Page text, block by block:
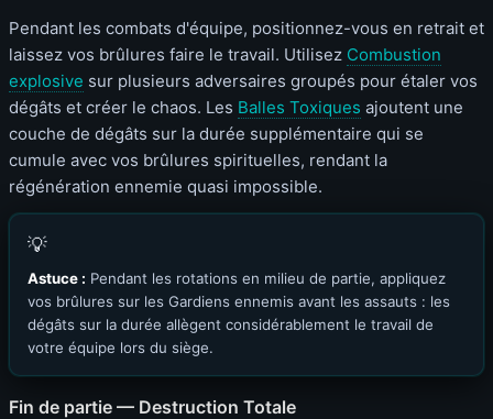
Pendant les combats d'équipe, positionnez-vous en retrait et
laissez vos brûlures faire le travail. Utilisez Combustion
explosive sur plusieurs adversaires groupés pour étaler vos
dégâts et créer le chaos. Les Balles Toxiques ajoutent une
couche de dégâts sur la durée supplémentaire qui se
cumule avec vos brûlures spirituelles, rendant la
régénération ennemie quasi impossible.
💡
Astuce : Pendant les rotations en milieu de partie, appliquez
vos brûlures sur les Gardiens ennemis avant les assauts : les
dégâts sur la durée allègent considérablement le travail de
votre équipe lors du siège.
Fin de partie — Destruction Totale